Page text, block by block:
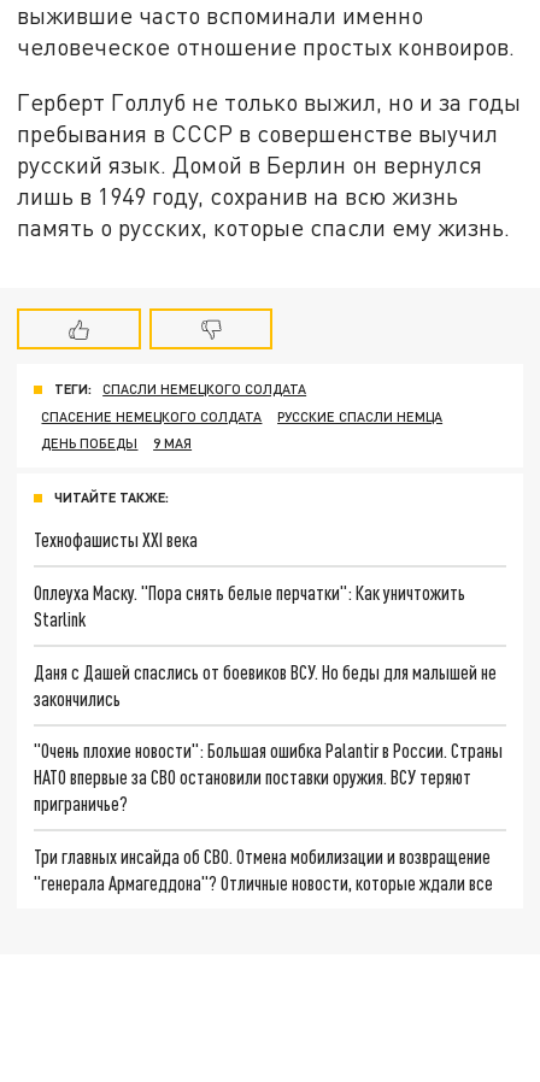
выжившие часто вспоминали именно
человеческое отношение простых конвоиров.
Герберт Голлуб не только выжил, но и за годы
пребывания в СССР в совершенстве выучил
русский язык. Домой в Берлин он вернулся
лишь в 1949 году, сохранив на всю жизнь
память о русских, которые спасли ему жизнь.
ТЕГИ:
СПАСЛИ НЕМЕЦКОГО СОЛДАТА
СПАСЕНИЕ НЕМЕЦКОГО СОЛДАТА
РУССКИЕ СПАСЛИ НЕМЦА
ДЕНЬ ПОБЕДЫ
9 МАЯ
ЧИТАЙТЕ ТАКЖЕ:
Технофашисты XXI века
Оплеуха Маску. "Пора снять белые перчатки": Как уничтожить
Starlink
Даня с Дашей спаслись от боевиков ВСУ. Но беды для малышей не
закончились
"Очень плохие новости": Большая ошибка Palantir в России. Страны
НАТО впервые за СВО остановили поставки оружия. ВСУ теряют
приграничье?
Три главных инсайда об СВО. Отмена мобилизации и возвращение
"генерала Армагеддона"? Отличные новости, которые ждали все